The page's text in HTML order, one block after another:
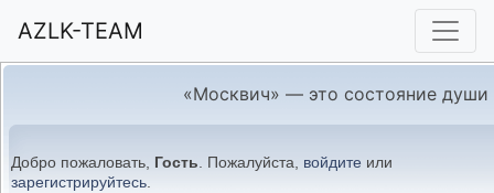
AZLK-TEAM
«Москвич» — это состояние души
Добро пожаловать, Гость . Пожалуйста, войдите или
зарегистрируйтесь